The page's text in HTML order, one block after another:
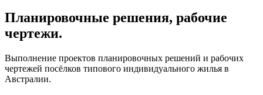
Планировочные решения, рабочие
чертежи.
Выполнение проектов планировочных решений и рабочих
чертежей посёлков типового индивидуального жилья в
Австралии.